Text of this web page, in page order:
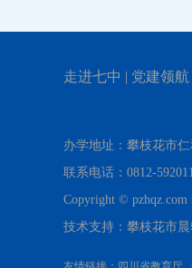
走进七中 | 党建领航
办学地址：攀枝花市
联系电话：0812-
Copyright ©
技术支持：攀枝花市